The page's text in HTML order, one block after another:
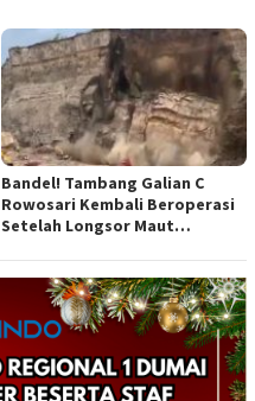
Bandel! Tambang Galian C
Rowosari Kembali Beroperasi
Setelah Longsor Maut